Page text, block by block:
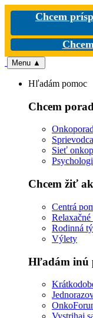
Chcem
Menu ▲
Hľadám pomoc
Chcem
Sprievodca
Sieť
Chcem žiť
Centrá
Rodinná
Výlety
Hľadám inú